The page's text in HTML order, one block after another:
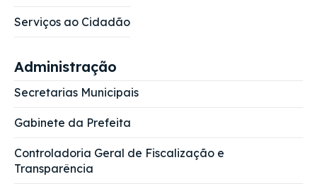
Serviços ao Cidadão
Administração
Secretarias Municipais
Gabinete da Prefeita
Controladoria Geral de Fiscalização e
Transparência